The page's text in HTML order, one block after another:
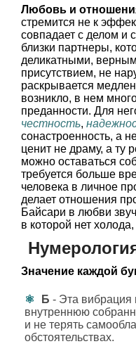
Любовь и
стремится не к
совпадает с делом и
близки партнеры,
деликатными,
присутствием, не
раскрывается
возникло, в нем
преданности. Для
честность,
сонастроенность, а
ценит не драму, а ту
можно оставаться
требуется больше
человека в личное
делает отношения
Байсари в любви
в которой нет
Значение каждой
Б - Эта вибрация
внутреннюю
и не терять
обстоятельствах.